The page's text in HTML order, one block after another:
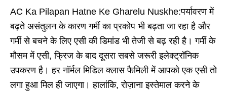
AC Ka Pilapan Hatne Ke Gharelu Nuskhe:पर्यावरण में
बढ़ते असंतुलन के कारण गर्मी का प्रकोप भी बढ़ता जा रहा है और
गर्मी से बचने के लिए एसी की डिमांड भी तेजी से बढ़ रही है। गर्मी के
मौसम में एसी, फ्रिज के बाद दूसरा सबसे जरूरी इलेक्ट्रॉनिक
उपकरण है। हर नॉर्मल मिडिल क्लास फैमिली में आपको एक एसी तो
लगा हुआ मिल ही जाएगा। हालांकि, रोज़ाना इस्तेमाल करने के